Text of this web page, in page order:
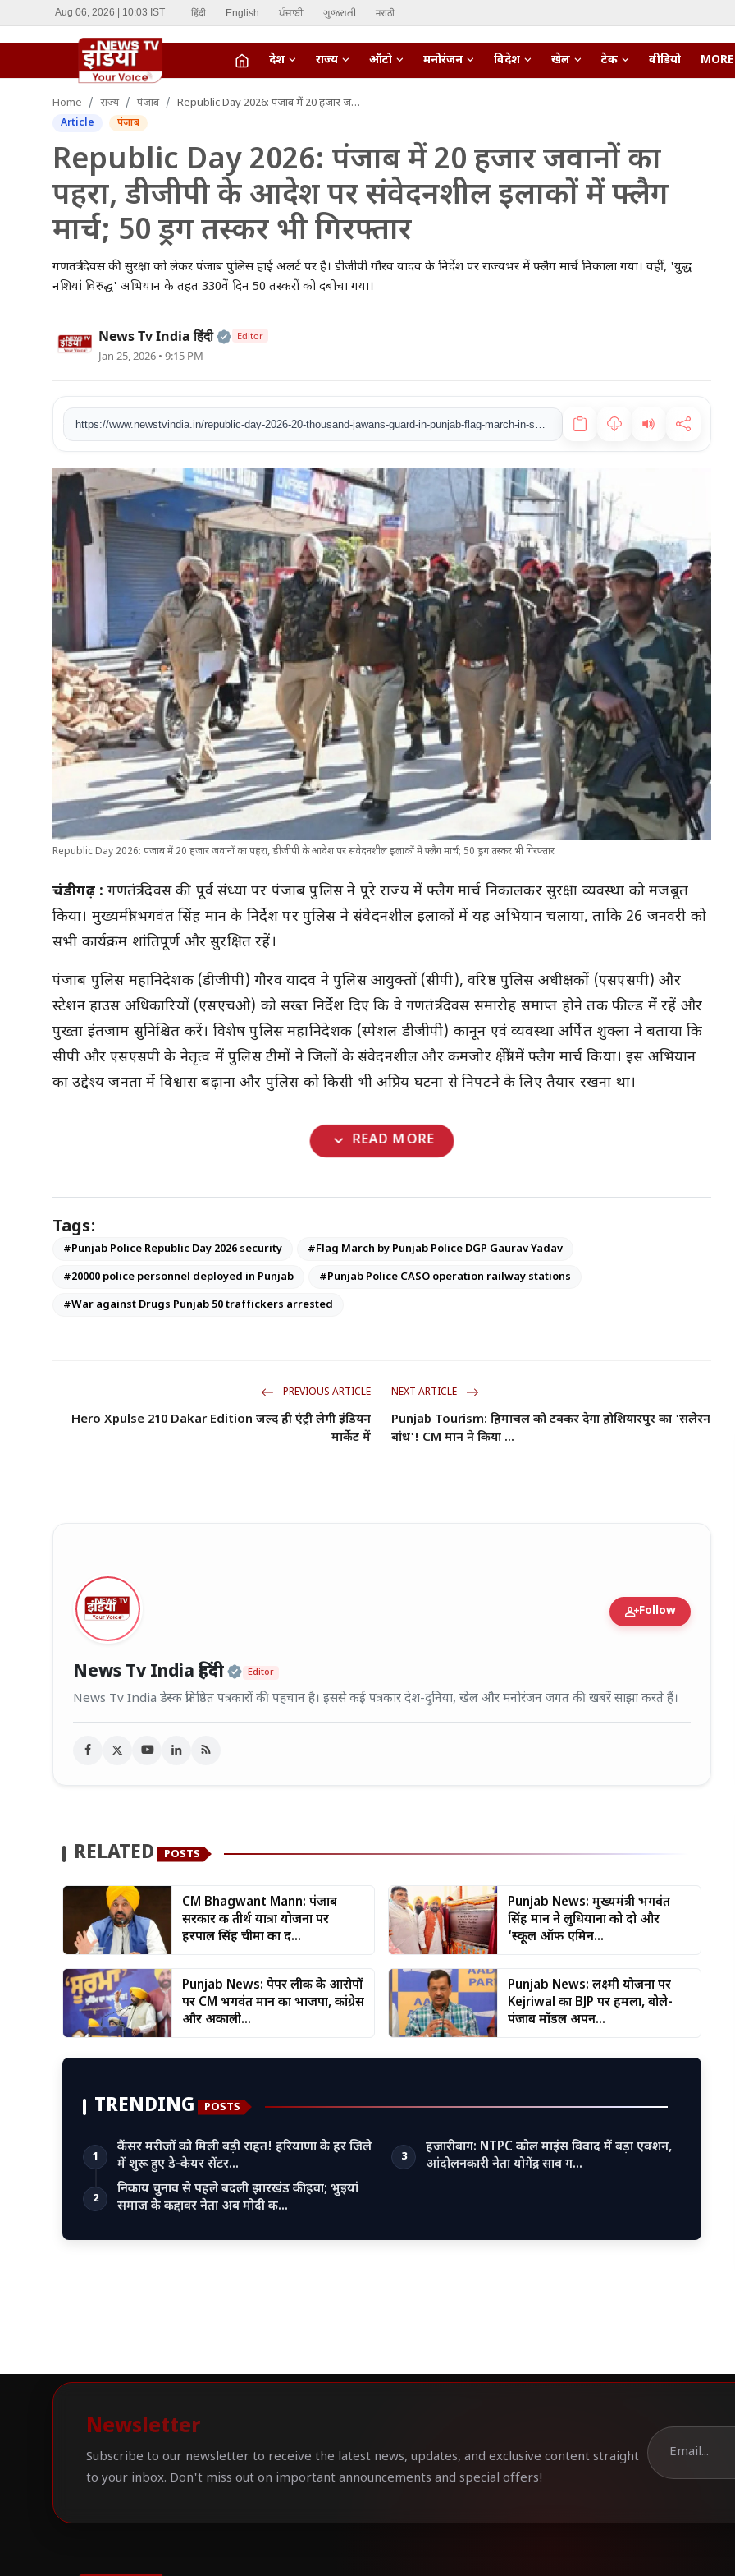
Aug 06, 2026 | 10:03 IST हिंदी English ਪੰਜਾਬੀ ગુજરાતી मराठी
देश राज्य ऑटो मनोरंजन विदेश खेल टेक वीडियो MORE
LIVE TV
लाइफस्टाइल
Home राज्य पंजाब Republic Day 2026: पंजाब में 20 हजार जवानों का पहरा, डीजीपी के आदेश पर संवेदनशील इलाकों में फ्लैग मार्च; 50 ड्रग तस्कर भी गिरफ्तार
Article पंजाब
Republic Day 2026: पंजाब में 20 हजार जवानों का
पहरा, डीजीपी के आदेश पर संवेदनशील इलाकों में फ्लैग
मार्च; 50 ड्रग तस्कर भी गिरफ्तार
गणतंत्र दिवस की सुरक्षा को लेकर पंजाब पुलिस हाई अलर्ट पर है। डीजीपी गौरव यादव के निर्देश पर राज्यभर में फ्लैग मार्च निकाला गया। वहीं, 'युद्ध
नशियां विरुद्ध' अभियान के तहत 330वें दिन 50 तस्करों को दबोचा गया।
News Tv India हिंदी Official | Verified Expert • 27 Mar, 2026
Editor
Jan 25, 2026 • 9:15 PM
Republic Day 2026: पंजाब में 20 हजार जवानों का पहरा, डीजीपी के आदेश पर संवेदनशील इलाकों में फ्लैग मार्च; 50 ड्रग तस्कर भी गिरफ्तार
चंडीगढ़ : गणतंत्र दिवस की पूर्व संध्या पर पंजाब पुलिस ने पूरे राज्य में फ्लैग मार्च निकालकर सुरक्षा व्यवस्था को मजबूत
किया। मुख्यमंत्री भगवंत सिंह मान के निर्देश पर पुलिस ने संवेदनशील इलाकों में यह अभियान चलाया, ताकि 26 जनवरी को
सभी कार्यक्रम शांतिपूर्ण और सुरक्षित रहें।
पंजाब पुलिस महानिदेशक (डीजीपी) गौरव यादव ने पुलिस आयुक्तों (सीपी), वरिष्ठ पुलिस अधीक्षकों (एसएसपी) और
स्टेशन हाउस अधिकारियों (एसएचओ) को सख्त निर्देश दिए कि वे गणतंत्र दिवस समारोह समाप्त होने तक फील्ड में रहें और
पुख्ता इंतजाम सुनिश्चित करें। विशेष पुलिस महानिदेशक (स्पेशल डीजीपी) कानून एवं व्यवस्था अर्पित शुक्ला ने बताया कि
सीपी और एसएसपी के नेतृत्व में पुलिस टीमों ने जिलों के संवेदनशील और कमजोर क्षेत्रों में फ्लैग मार्च किया। इस अभियान
का उद्देश्य जनता में विश्वास बढ़ाना और पुलिस को किसी भी अप्रिय घटना से निपटने के लिए तैयार रखना था।
expand_more READ MORE
Tags:
#Punjab Police Republic Day 2026 security
#Flag March by Punjab Police DGP Gaurav Yadav
#20000 police personnel deployed in Punjab
#Punjab Police CASO operation railway stations
#War against Drugs Punjab 50 traffickers arrested
PREVIOUS ARTICLE
Hero Xpulse 210 Dakar Edition जल्द ही एंट्री लेगी इंडियन
मार्केट में
NEXT ARTICLE
Punjab Tourism: हिमाचल को टक्कर देगा होशियारपुर का 'सलेरन
बांध'! CM मान ने किया ...
person_addFollow
News Tv India हिंदी Official | Verified Expert • 27 Mar, 2026
Editor
News Tv India डेस्क प्रतिष्ठित पत्रकारों की पहचान है। इससे कई पत्रकार देश-दुनिया, खेल और मनोरंजन जगत की खबरें साझा करते हैं।
RELATED POSTS
CM Bhagwant Mann: पंजाब
सरकार की तीर्थ यात्रा योजना पर
हरपाल सिंह चीमा का द...
Punjab News: मुख्यमंत्री भगवंत
सिंह मान ने लुधियाना को दो और
‘स्कूल ऑफ एमिन...
Punjab News: पेपर लीक के आरोपों
पर CM भगवंत मान का भाजपा, कांग्रेस
और अकाली...
Punjab News: लक्ष्मी योजना पर
Kejriwal का BJP पर हमला, बोले-
पंजाब मॉडल अपन...
TRENDING POSTS
1
कैंसर मरीजों को मिली बड़ी राहत! हरियाणा के हर जिले
में शुरू हुए डे-केयर सेंटर…
2
निकाय चुनाव से पहले बदली झारखंड की हवा; भुइयां
समाज के कद्दावर नेता अब मोदी क…
3
हजारीबाग: NTPC कोल माइंस विवाद में बड़ा एक्शन,
आंदोलनकारी नेता योगेंद्र साव ग…
Newsletter
Subscribe to our newsletter to receive the latest news, updates, and exclusive content straight
to your inbox. Don't miss out on important announcements and special offers!